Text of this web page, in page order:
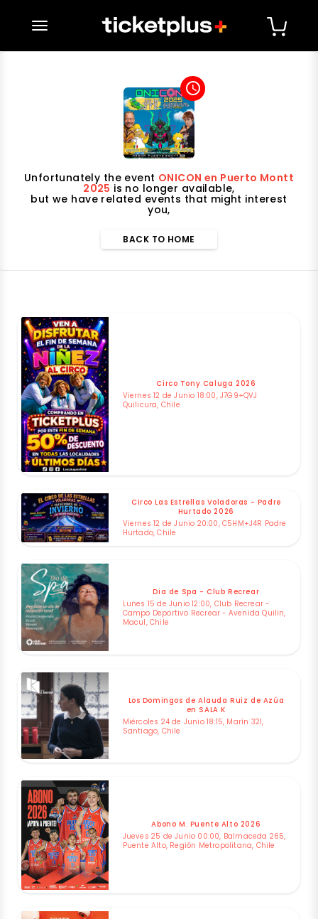
desplegar navegación
access_time
Unfortunately the event ONICON en Puerto Montt
2025 is no longer available,
but we have related events that might interest
you,
BACK TO HOME
Circo Tony Caluga 2026
Viernes 12 de Junio 18:00, J7G9+QVJ
Quilicura, Chile
Circo Las Estrellas Voladoras - Padre
Hurtado 2026
Viernes 12 de Junio 20:00, C5HM+J4R Padre
Hurtado, Chile
Dia de Spa - Club Recrear
Lunes 15 de Junio 12:00, Club Recrear -
Campo Deportivo Recrear - Avenida Quilin,
Macul, Chile
Los Domingos de Alauda Ruiz de Azúa
en SALA K
Miércoles 24 de Junio 18:15, Marín 321,
Santiago, Chile
Abono M. Puente Alto 2026
Jueves 25 de Junio 00:00, Balmaceda 265,
Puente Alto, Región Metropolitana, Chile